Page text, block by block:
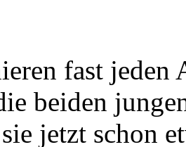
fast jeden
beiden
jetzt schon